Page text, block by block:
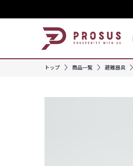
トップ 商品一覧 避難器具